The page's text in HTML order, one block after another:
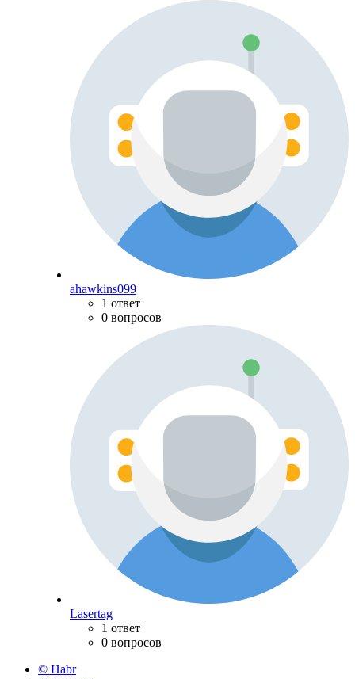
ahawkins099
1 ответ
0 вопросов
Lasertag
1 ответ
0 вопросов
© Habr